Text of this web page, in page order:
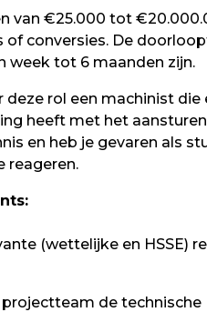
van €25.000 tot
conversies. De
week tot 6 maanden zijn.
rol een machinist die
heeft met het
en heb je gevaren als
reageren.
(wettelijke en HSSE)
de technische